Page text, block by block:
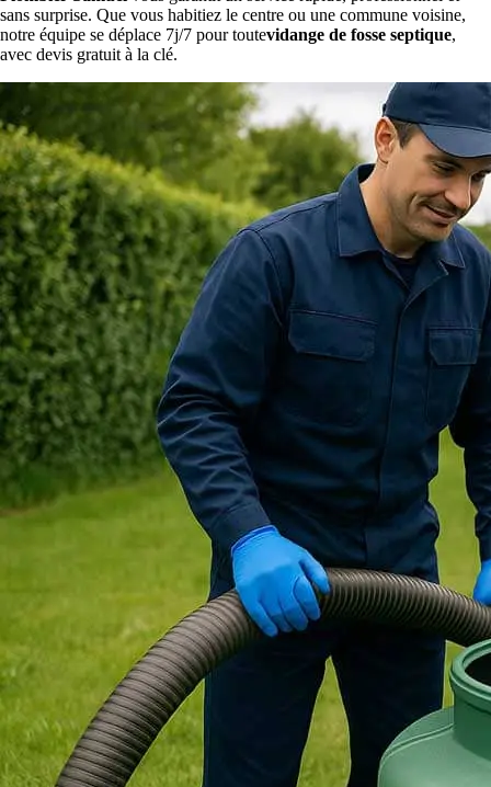
sans surprise. Que vous habitiez le centre ou une commune voisine,
notre équipe se déplace 7j/7 pour toutevidange de fosse septique,
avec devis gratuit à la clé.